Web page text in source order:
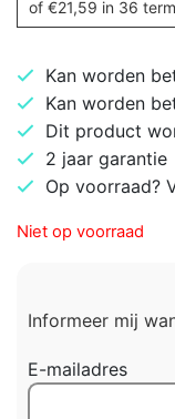
of €21,59 in 36
Kan worden
Kan worden
Dit product
2 jaar garantie
Op voorraad?
Niet op voorraad
Informeer mij
E-mailadres